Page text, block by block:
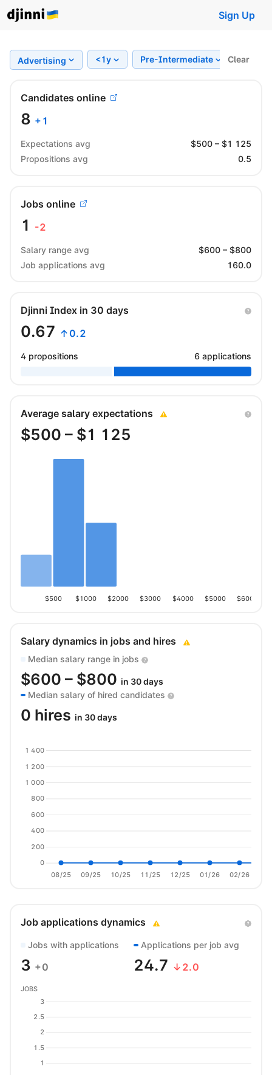
Sign Up
Advertising <1y Pre-Intermediate Clear
Candidates online
8 + 1
Expectations avg $500 – $1 125
Propositions avg
0.5
Jobs online
1 -2
Salary range avg $600 – $800
Job applications avg
160.0
Djinni Index in 30 days
0.67 ↑0.2
4 propositions 6 applications
Average salary expectations
$500 – $1 125
$500 $1000 $2000 $3000 $4000 $5000 $6000
Salary dynamics in jobs and hires
Median salary range in jobs
$600 – $800 in 30 days
Median salary of hired candidates
0 hires in 30 days
08/25 09/25 10/25 11/25 12/25 01/26 02/26
0
200
400
600
800
1 000
1 200
1 400
Job applications dynamics
Jobs with applications
3 +0
Applications per job avg
24.7 ↓2.0
1
1.5
2
2.5
3
JOBS